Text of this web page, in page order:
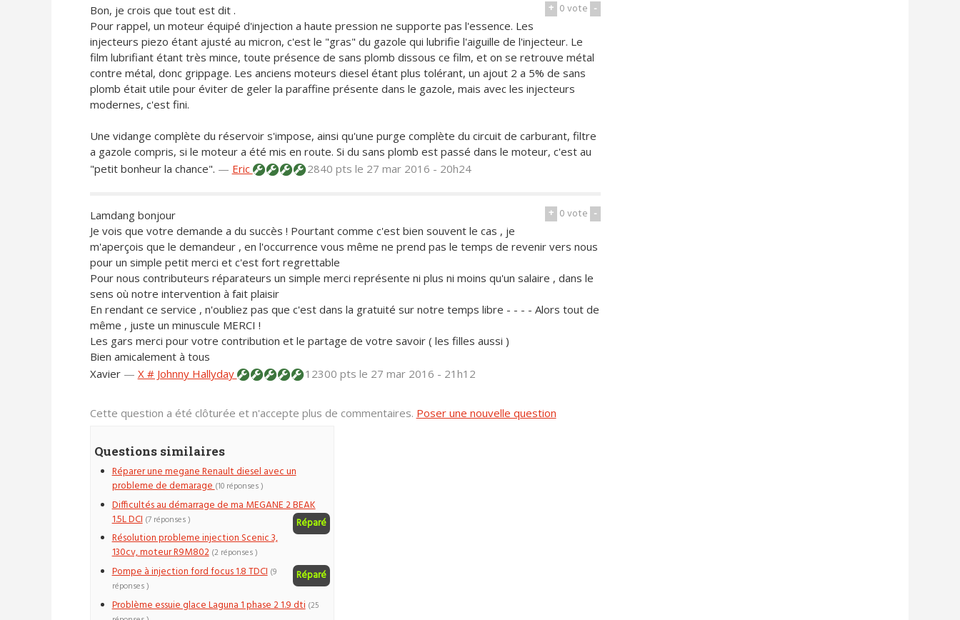
+ 0vote -
Bon, je crois que tout est dit .
Pour rappel, un moteur équipé d'injection a haute pression ne supporte pas l'essence. Les
injecteurs piezo étant ajusté au micron, c'est le "gras" du gazole qui lubrifie l'aiguille de l'injecteur. Le
film lubrifiant étant très mince, toute présence de sans plomb dissous ce film, et on se retrouve métal
contre métal, donc grippage. Les anciens moteurs diesel étant plus tolérant, un ajout 2 a 5% de sans
plomb était utile pour éviter de geler la paraffine présente dans le gazole, mais avec les injecteurs
modernes, c'est fini.
Une vidange complète du réservoir s'impose, ainsi qu'une purge complète du circuit de carburant, filtre
a gazole compris, si le moteur a été mis en route. Si du sans plomb est passé dans le moteur, c'est au
"petit bonheur la chance". — Eric 2840 pts le 27 mar 2016 - 20h24
+ 0vote -
Lamdang bonjour
Je vois que votre demande a du succès ! Pourtant comme c'est bien souvent le cas , je
m'aperçois que le demandeur , en l'occurrence vous même ne prend pas le temps de revenir vers nous
pour un simple petit merci et c'est fort regrettable
Pour nous contributeurs réparateurs un simple merci représente ni plus ni moins qu'un salaire , dans le
sens où notre intervention à fait plaisir
En rendant ce service , n'oubliez pas que c'est dans la gratuité sur notre temps libre - - - - Alors tout de
même , juste un minuscule MERCI !
Les gars merci pour votre contribution et le partage de votre savoir ( les filles aussi )
Bien amicalement à tous
Xavier — X # Johnny Hallyday 12300 pts le 27 mar 2016 - 21h12
Cette question a été clôturée et n'accepte plus de commentaires. Poser une nouvelle question
Questions similaires
Réparer une megane Renault diesel avec un
probleme de demarage(10 réponses )
Difficultés au démarrage de ma MEGANE 2 BEAK
1.5L DCI
Réparé
(7 réponses )
Résolution probleme injection Scenic 3,
130cv, moteur R9M802 (2 réponses )
Pompe à injection ford focus 1.8 TDCI Réparé
(9
réponses )
Problème essuie glace Laguna 1 phase 2 1.9 dti (25